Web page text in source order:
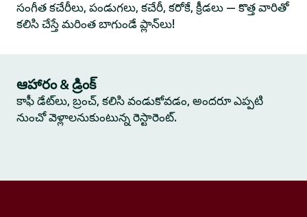
సంగీత కచేరీలు, పండుగలు, కచేరీ, కరోకే, క్రీడలు — కొత్త వారితో
కలిసి చేస్తే మరింత బాగుండే ప్లాన్‌లు!
ఆహారం & డ్రింక్
కాఫీ డేట్‌లు, బ్రంచ్, కలిసి వండుకోవడం, అందరూ ఎప్పటి
నుంచో వెళ్లాలనుకుంటున్న రెస్టారెంట్.